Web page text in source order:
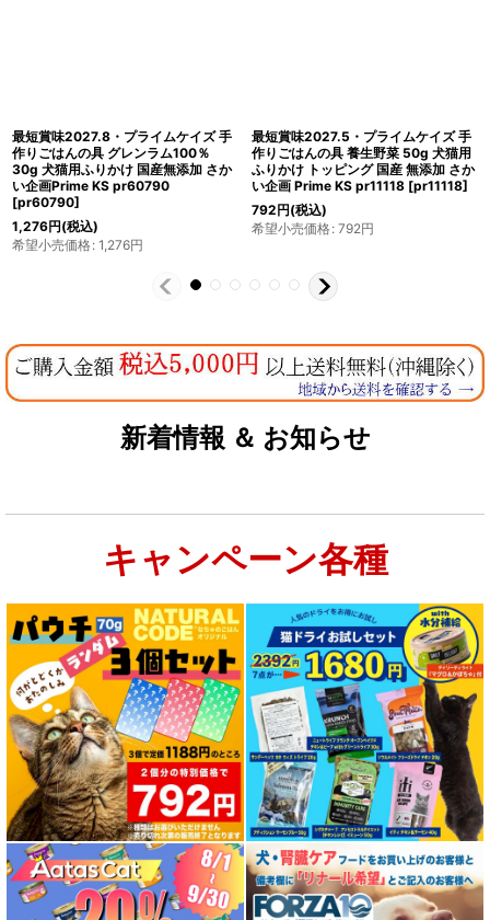
最短賞味2027.7・プライムケイズ 手
作りごはんの具 鶏肉100％ 30g 犬猫
用 ふりかけ 無薬飼育 国産 無添加 さか
い企画 Prime KS pr60776
[pr60776]
726円(税込)
希望小売価格: 726円
最短賞味2027.7・プライムケイズ 手
作りごはんの具 どさんこ鮭100％
30g 犬猫用 ふりかけ トッピング 国産
無添加 さかい企画 Prime KS
pr62084 [ pr62084
1,089円(税込)
新着情報 ＆ お知らせ
キャンペーン各種